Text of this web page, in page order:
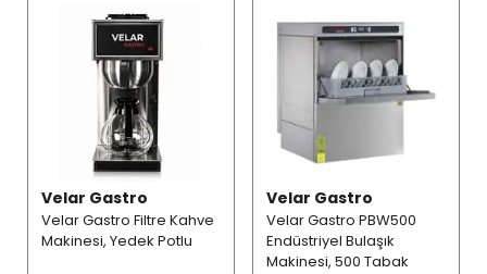
Velar Gastro
Velar Gastro Filtre Kahve
Makinesi, Yedek Potlu
Velar Gastro
Velar Gastro PBW500
Endüstriyel Bulaşık
Makinesi, 500 Tabak